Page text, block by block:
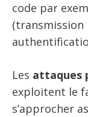
code par
(transmission
Les attaques
exploitent le
s’approcher